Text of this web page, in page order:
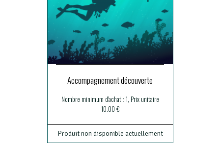
Accompagnement découverte
Nombre minimum d'achat : 1, Prix unitaire
10.00 €
Produit non disponible actuellement